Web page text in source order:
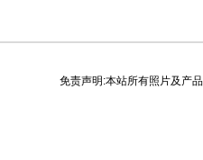
免责声明:本站所有照片及产